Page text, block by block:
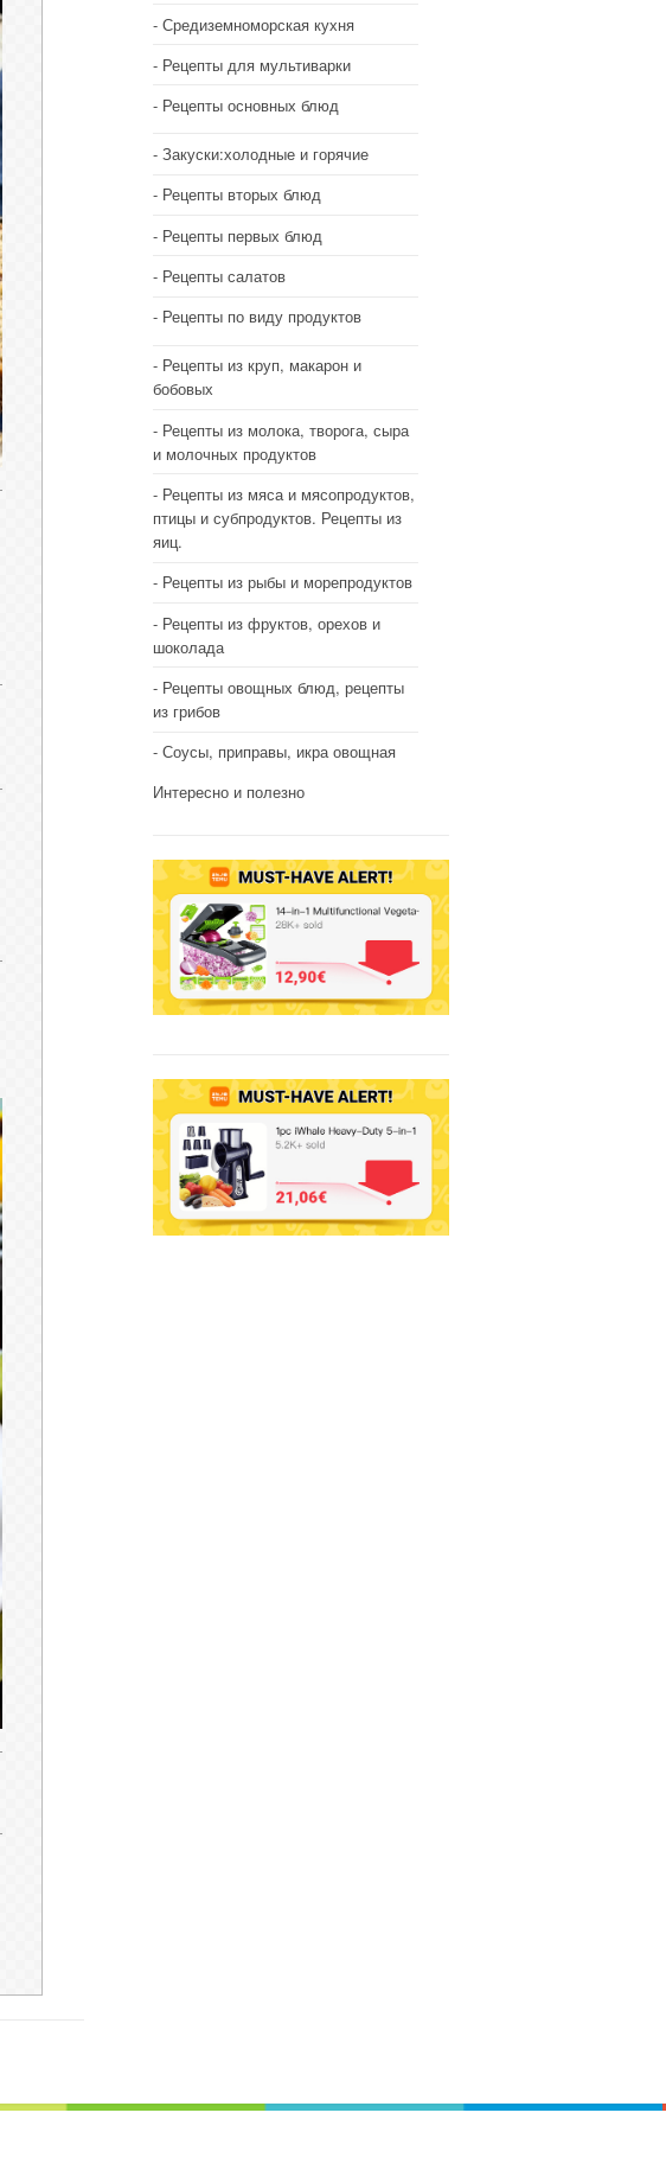
Средиземноморская кухня
Рецепты для мультиварки
Рецепты основных блюд
Закуски:холодные и горячие
Рецепты вторых блюд
Рецепты первых блюд
Рецепты салатов
Рецепты по виду продуктов
Рецепты из круп, макарон и
бобовых
Рецепты из молока, творога, сыра
и молочных продуктов
Рецепты из мяса и мясопродуктов,
птицы и субпродуктов. Рецепты из
яиц.
Рецепты из рыбы и морепродуктов
Рецепты из фруктов, орехов и
шоколада
Рецепты овощных блюд, рецепты
из грибов
Соусы, приправы, икра овощная
Интересно и полезно